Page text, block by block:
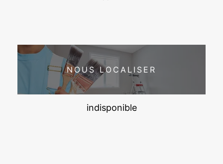
NOUS LOCALISER
indisponible